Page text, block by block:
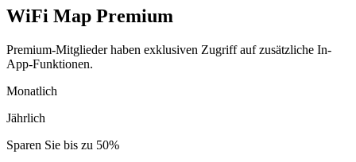
WiFi Map Premium
Premium-Mitglieder haben exklusiven Zugriff auf zusätzliche In-
App-Funktionen.
Monatlich
Jährlich
Sparen Sie bis zu 50%